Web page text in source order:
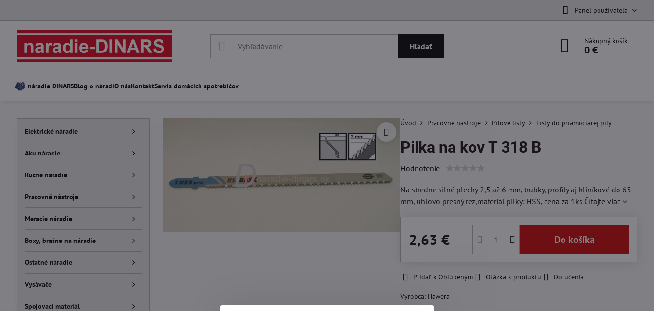
Panel používateľa
Hľadať
Nákupný košík
0 €
náradie DINARSBlog o náradíO násKontaktServis domácich spotrebičov
Úvod Pracovné nástroje Pilové listy Listy do priamočiarej píly
Pilka na kov T 318 B
Hodnotenie
Na stredne silné plechy 2,5 až 6 mm, trubky, profily aj hliníkové do 65
mm, uhlovo presný rez,materiál pilky: HSS, cena za 1ks Čítajte viac
2,63 € Do košíka
Pridať k Obľúbeným Otázka k produktu Doručenia
Výrobca: Hawera
Elektrické náradie
Aku náradie
Ručné náradie
Pracovné nástroje
Meracie náradie
Boxy, brašne na náradie
Ostatné náradie
Vysávače
Spojovací materiál